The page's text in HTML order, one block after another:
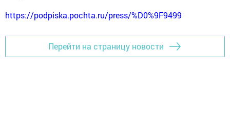
https://podpiska.pochta.ru/press/%D0%9F9499
Перейти на страницу новости